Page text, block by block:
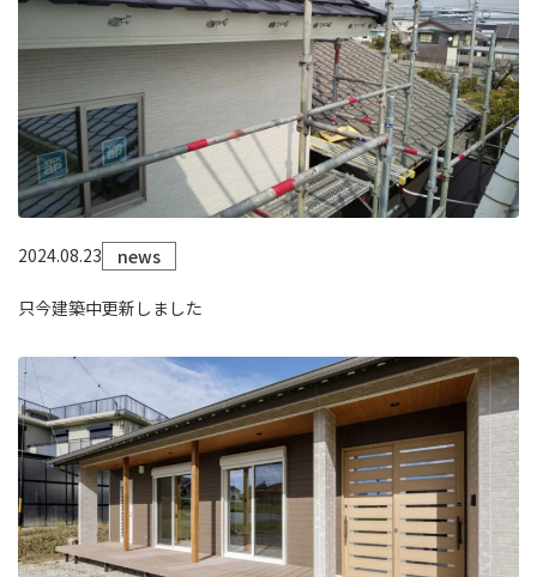
2024.08.23 news
只今建築中更新しました